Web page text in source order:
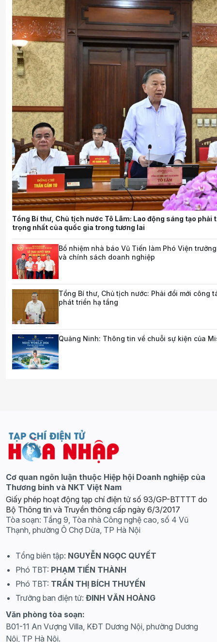
Tổng Bí thư, Chủ tịch nước Tô Lâm: Lao động sáng tạo phải
trọng nhất của quốc gia trong tương lai
Bổ nhiệm nhà báo Vũ Tiến làm Phó Viện
và chính sách doanh nghiệp
Tổng Bí thư, Chủ tịch nước: Phải đổi mới công
phát triển hạ tầng
Quảng Ninh: Thông tin về chuỗi sự kiện của
Cơ quan ngôn luận thuộc Hiệp hội Doanh nghiệp của
Thương binh và NKT Việt Nam
Giấy phép hoạt động tạp chí điện tử số 93/GP-BTTTT do
Bộ Thông tin và Truyền thông cấp ngày 6/3/2017
Tòa soạn: Tầng 9, Tòa nhà Công nghệ cao, số 4 Vũ
Thạnh, phường Ô Chợ Dừa, TP Hà Nội
Tổng biên tập: NGUYỄN NGỌC QUYẾT
Phó TBT: PHẠM TIẾN THÀNH
Phó TBT: TRẦN THỊ BÍCH THUYẾN
Trưởng ban điện tử: ĐINH VĂN HOÀNG
Văn phòng tòa soạn:
B01-11 An Vượng Villa, KĐT Dương Nội, phường Dương
Nội, TP Hà Nội.